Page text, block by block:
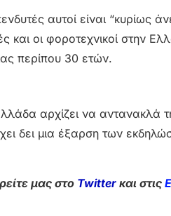
αυτοί είναι
και οι φοροτεχνικοί στην
περίπου 30 ετών.
αρχίζει να αντανακλά
δει μια έξαρση των
μας στο Twitter και στις